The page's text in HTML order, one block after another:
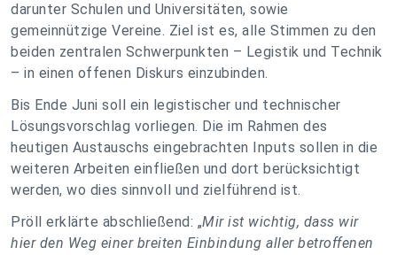
darunter Schulen und Universitäten, sowie
gemeinnützige Vereine. Ziel ist es, alle Stimmen zu den
beiden zentralen Schwerpunkten – Legistik und Technik
– in einen offenen Diskurs einzubinden.
Bis Ende Juni soll ein legistischer und technischer
Lösungsvorschlag vorliegen. Die im Rahmen des
heutigen Austauschs eingebrachten Inputs sollen in die
weiteren Arbeiten einfließen und dort berücksichtigt
werden, wo dies sinnvoll und zielführend ist.
Pröll erklärte abschließend: „Mir ist wichtig, dass wir
hier den Weg einer breiten Einbindung aller betroffenen